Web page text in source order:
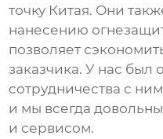
точку Китая. Они
нанесению
позволяет
заказчика. У нас был
сотрудничества с
и мы всегда
и сервисом.